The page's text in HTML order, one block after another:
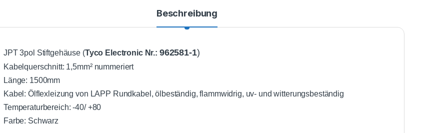
Beschreibung
JPT 3pol Stiftgehäuse (Tyco Electronic Nr.: 962581-1)
Kabelquerschnitt: 1,5mm² nummeriert
Länge: 1500mm
Kabel: Ölflexleizung von LAPP Rundkabel, ölbeständig, flammwidrig, uv- und witterungsbeständig
Temperaturbereich: -40/ +80
Farbe: Schwarz